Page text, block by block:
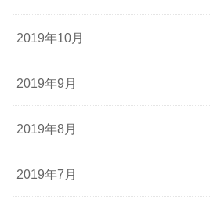
2019年10月
2019年9月
2019年8月
2019年7月